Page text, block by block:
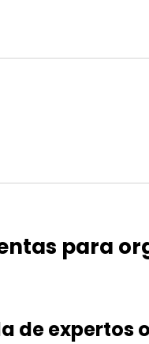
para
de expertos